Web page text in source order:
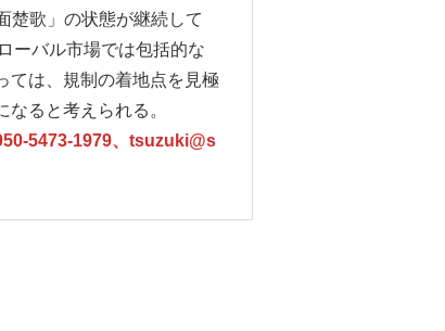
楚歌」の状態が継続して
ーバル市場では包括的な
ては、規制の着地点を見極
ると考えられる。
5473-1979、tsuzuki@s